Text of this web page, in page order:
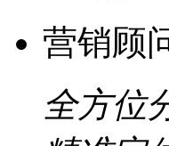
营销顾
全方位